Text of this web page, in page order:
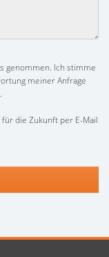
genommen. Ich stimme
meiner Anfrage
die Zukunft per E-Mail